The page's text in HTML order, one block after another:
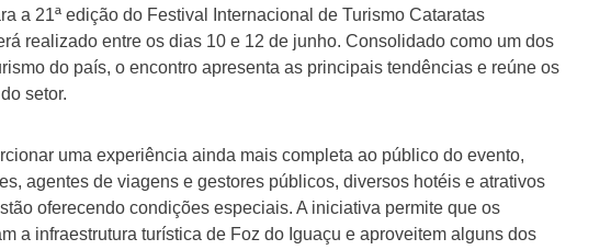
a 21ª edição do Festival Internacional de Turismo Cataratas
realizado entre os dias 10 e 12 de junho. Consolidado como um dos
do país, o encontro apresenta as principais tendências e reúne os
setor.
uma experiência ainda mais completa ao público do evento,
agentes de viagens e gestores públicos, diversos hotéis e atrativos
oferecendo condições especiais. A iniciativa permite que os
a infraestrutura turística de Foz do Iguaçu e aproveitem alguns dos